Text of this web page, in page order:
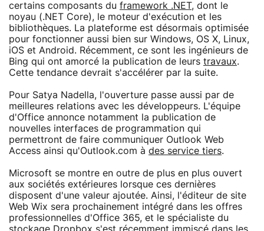
certains composants du framework .NET, dont le
noyau (.NET Core), le moteur d'exécution et les
bibliothèques. La plateforme est désormais optimisée
pour fonctionner aussi bien sur Windows, OS X, Linux,
iOS et Android. Récemment, ce sont les ingénieurs de
Bing qui ont amorcé la publication de leurs travaux.
Cette tendance devrait s'accélérer par la suite.
Pour Satya Nadella, l'ouverture passe aussi par de
meilleures relations avec les développeurs. L'équipe
d'Office annonce notamment la publication de
nouvelles interfaces de programmation qui
permettront de faire communiquer Outlook Web
Access ainsi qu'Outlook.com à des service tiers.
Microsoft se montre en outre de plus en plus ouvert
aux sociétés extérieures lorsque ces dernières
disposent d'une valeur ajoutée. Ainsi, l'éditeur de site
Web Wix sera prochainement intégré dans les offres
professionnelles d'Office 365, et le spécialiste du
stockage Dropbox s'est récemment immiscé dans les